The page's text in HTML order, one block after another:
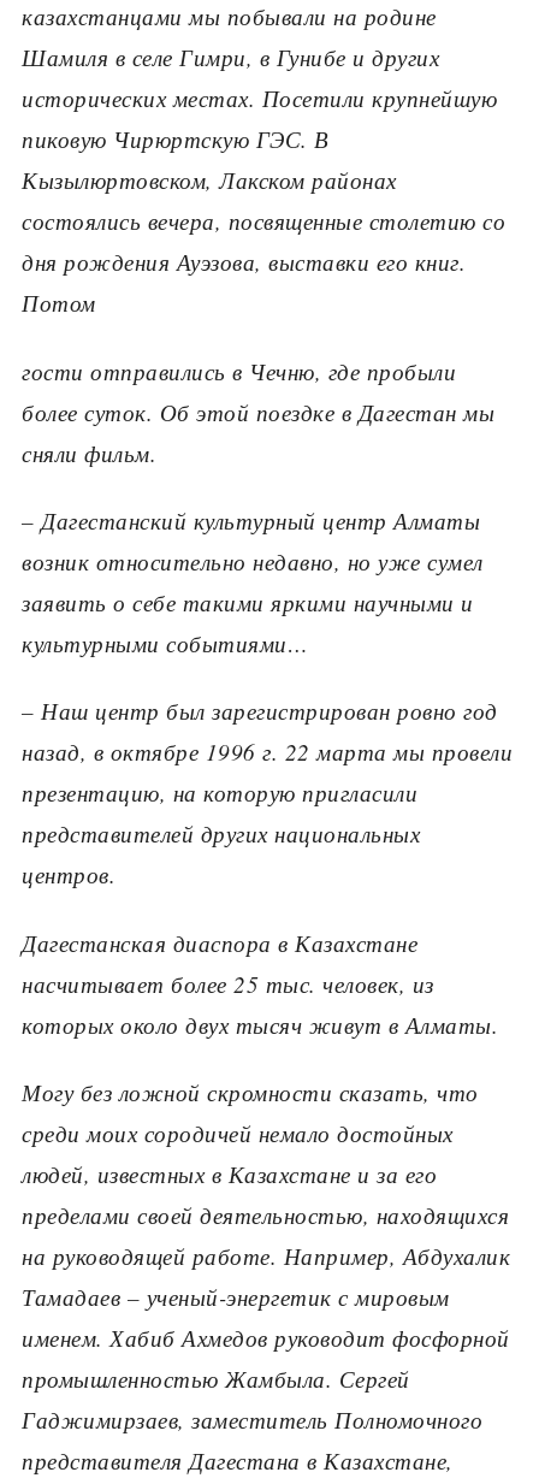
казахстанцами мы побывали на родине
Шамиля в селе Гимри, в Гунибе и других
исторических местах. Посетили крупнейшую
пиковую Чирюртскую ГЭС. В
Кызылюртовском, Лакском районах
состоялись вечера, посвященные столетию со
дня рождения Ауэзова, выставки его книг.
Потом
гости отправились в Чечню, где пробыли
более суток. Об этой поездке в Дагестан мы
сняли фильм.
– Дагестанский культурный центр Алматы
возник относительно недавно, но уже сумел
заявить о себе такими яркими научными и
культурными событиями…
– Наш центр был зарегистрирован ровно год
назад, в октябре 1996 г. 22 марта мы провели
презентацию, на которую пригласили
представителей других национальных
центров.
Дагестанская диаспора в Казахстане
насчитывает более 25 тыс. человек, из
которых около двух тысяч живут в Алматы.
Могу без ложной скромности сказать, что
среди моих сородичей немало достойных
людей, известных в Казахстане и за его
пределами своей деятельностью, находящихся
на руководящей работе. Например, Абдухалик
Тамадаев – ученый-энергетик с мировым
именем. Хабиб Ахмедов руководит фосфорной
промышленностью Жамбыла. Сергей
Гаджимирзаев, заместитель Полномочного
представителя Дагестана в Казахстане,